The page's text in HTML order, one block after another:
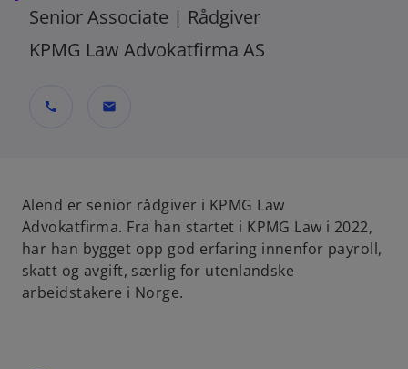
Senior Associate | Rådgiver
KPMG Law Advokatfirma AS
call mail
Alend er senior rådgiver i KPMG Law
Advokatfirma. Fra han startet i KPMG Law i 2022,
har han bygget opp god erfaring innenfor payroll,
skatt og avgift, særlig for utenlandske
arbeidstakere i Norge.